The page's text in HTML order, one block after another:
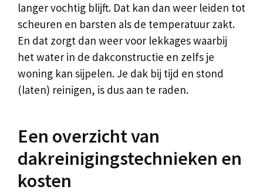
langer vochtig blijft. Dat kan dan weer leiden tot
scheuren en barsten als de temperatuur zakt.
En dat zorgt dan weer voor lekkages waarbij
het water in de dakconstructie en zelfs je
woning kan sijpelen. Je dak bij tijd en stond
(laten) reinigen, is dus aan te raden.
Een overzicht van
dakreinigingstechnieken en
kosten